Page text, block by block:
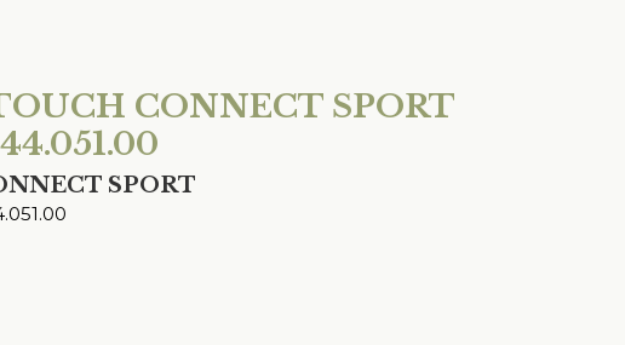
CONNECT SPORT
SPORT